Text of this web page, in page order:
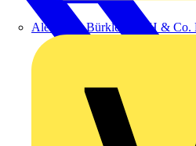
Alexander Bürkle GmbH & Co.